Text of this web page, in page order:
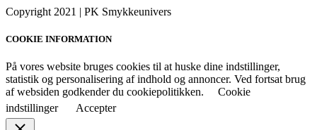
Copyright 2021 | PK Smykkeunivers
COOKIE INFORMATION
På vores website bruges cookies til at huske dine indstillinger,
statistik og personalisering af indhold og annoncer. Ved fortsat brug
af websiden godkender du cookiepolitikken.
Cookie
indstillinger
Accepter